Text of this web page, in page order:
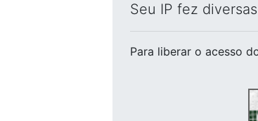
Seu IP fez
Para liberar o acesso